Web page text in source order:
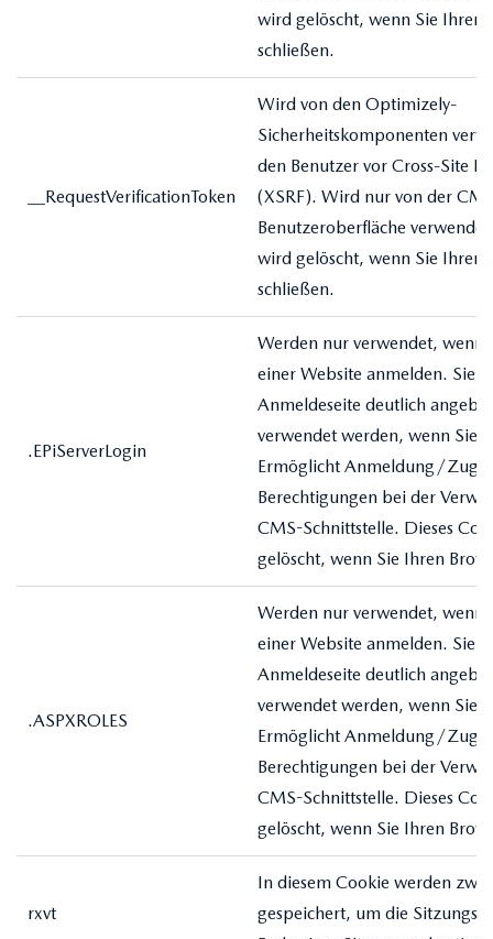
wird gelöscht, wenn Sie Ihren
schließen.
__RequestVerificationToken
Wird von den Optimizely-
Sicherheitskomponenten
den Benutzer vor Cross-Site
(XSRF). Wird nur von der
Benutzeroberfläche
wird gelöscht, wenn Sie Ihren
schließen.
.EPiServerLogin
Werden nur verwendet, wenn
einer Website anmelden. Sie
Anmeldeseite deutlich
verwendet werden, wenn Sie
Ermöglicht Anmeldung/
Berechtigungen bei der
CMS-Schnittstelle. Dieses
gelöscht, wenn Sie Ihren
.ASPXROLES
Werden nur verwendet, wenn
einer Website anmelden. Sie
Anmeldeseite deutlich
verwendet werden, wenn Sie
Ermöglicht Anmeldung/
Berechtigungen bei der
CMS-Schnittstelle. Dieses
gelöscht, wenn Sie Ihren
rxvt
In diesem Cookie werden
gespeichert, um die